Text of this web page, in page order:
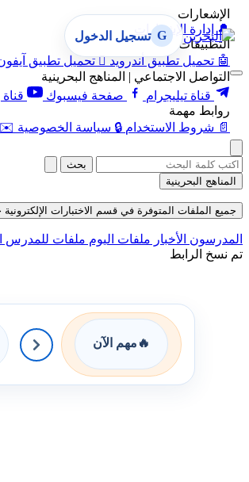
الإشعارات
🔔 إدارة الإشعارات
التطبيقات
🤖 تحميل تطبيق أندرويد  تحميل تطبيق
التواصل الاجتماعي | المناهج البحرينية
قناة تيليجرام
صفحة فيسبوك
روابط مهمة
📄 شروط الاستخدام 🔒 سياسة الخصوصية ✉️
G تسجيل الدخول
بحث
المناهج البحرينية
جميع الملفات المتوفرة في قسم الاختبارات الإلكترونية حتى
المدرسون الأخبار ملفات اليوم ملفات للمدرس
تم نسخ الرابط
🔥 مهم الآن